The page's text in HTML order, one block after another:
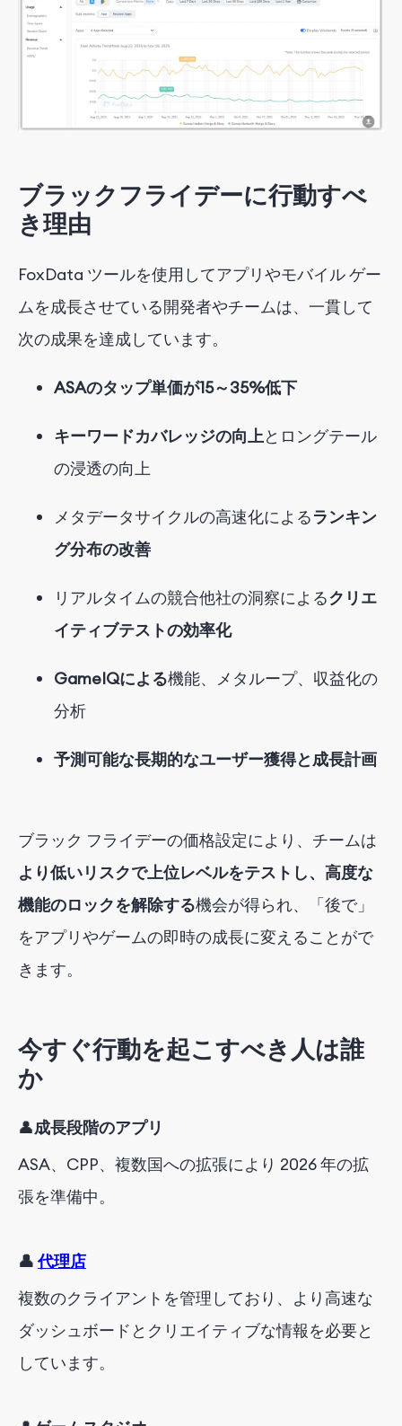
ブラックフライデーに行動すべ
き理由
FoxData ツールを使用してアプリやモバイル ゲー
ムを成長させている開発者やチームは、一貫して
次の成果を達成しています。
ASAのタップ単価が15～35%低下
キーワードカバレッジの向上とロングテール
の浸透の向上
メタデータサイクルの高速化によるランキン
グ分布の改善
リアルタイムの競合他社の洞察によるクリエ
イティブテストの効率化
GameIQによる機能、メタループ、収益化の
分析
予測可能な長期的なユーザー獲得と成長計画
ブラック フライデーの価格設定により、チームは
より低いリスクで上位レベルをテストし、高度な
機能のロックを解除する機会が得られ、「後で」
をアプリやゲームの即時の成長に変えることがで
きます。
今すぐ行動を起こすべき人は誰
か
👤成長段階のアプリ
ASA、CPP、複数国への拡張により 2026 年の拡
張を準備中。
👤 代理店
複数のクライアントを管理しており、より高速な
ダッシュボードとクリエイティブな情報を必要と
しています。